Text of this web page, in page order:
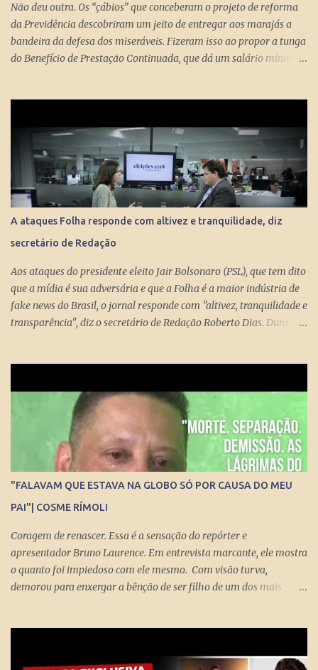
Não deu outra. Os “çábios” que conceberam o projeto de reforma
da Previdência descobriram um jeito de entregar aos marajás a
bandeira da defesa dos miseráveis. Fizeram isso ao propor a tunga
do Benefício de Prestação Continuada, que dá um salário mínimo
Família. Com a outra mão querem tomar pelo menos R$ 598
mensais dos miseráveis que têm mais de 65 anos. Eles só terão
direito aos R$ 998 se, e quando, chegarem aos 70 anos. Se o
conserto do rombo da Previdência precisa tungar um benefício
pago aos miseráveis que têm entre 65 e 70 anos, então é melhor
devolver o Brasil a Portugal. ESTUPEFAÇÃO – O ministro Paulo
Guedes produziu um projeto racional e conseguiu apresentá-lo de
forma competente. Na essência, podou privilégios. Essas virtudes
Ela só s...
A ataques Folha responde com altivez e tranquilidade, diz
secretário de Redação
Aos ataques do presidente eleito Jair Bolsonaro (PSL), que tem dito
que a mídia é sua adversária e que a Folha é a maior indústria de
fake news do Brasil, o jornal responde com "altivez, tranquilidade e
transparência", diz o secretário de Redação Roberto Dias. Durante
essa democracia funcione bem.
"FALAVAM QUE ESTAVA NA GLOBO SÓ POR CAUSA DO MEU
PAI"| COSME RÍMOLI
Coragem de renascer. Essa é a sensação do repórter e
apresentador Bruno Laurence. Em entrevista marcante, ele mostra
o quanto foi impiedoso com ele mesmo. Com visão turva,
demorou para enxergar a bênção de ser filho de um dos mais
Grandes Momentos do Esporte e Cartão Verde, entre inúmeros